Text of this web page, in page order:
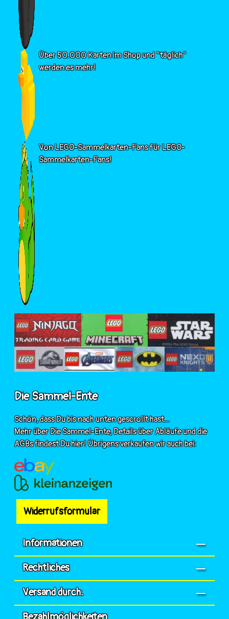
Über 50.000 Karten im Shop und "täglich"
werden es mehr!
Von LEGO-Sammelkarten-Fans für LEGO-
Sammelkarten-Fans!
Die Sammel-Ente
Schön, dass Du bis nach unten gescrollt hast...
Mehr über Die Sammel-Ente, Details über Abläufe und die
AGBs findest Du hier! Übrigens verkaufen wir auch bei:
Widerrufsformular
Informationen
Rechtliches
Versand durch: